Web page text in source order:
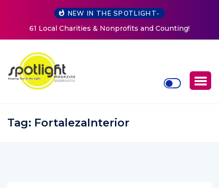
NEW IN THE SPOTLIGHT-
Counting!
New Life Mission Invites Community to
Women at Reimagined Annual
Tag: FortalezaInterior